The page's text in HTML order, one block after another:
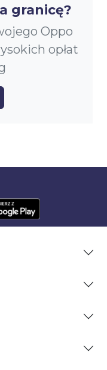
granicę?
Oppo
opłat